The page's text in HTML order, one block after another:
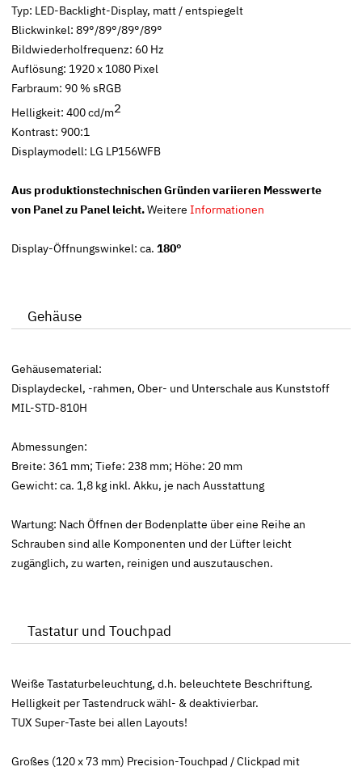
Typ: LED-Backlight-Display, matt / entspiegelt
Blickwinkel: 89°/89°/89°/89°
Bildwiederholfrequenz: 60 Hz
Auflösung: 1920 x 1080 Pixel
Farbraum: 90 % sRGB
Helligkeit: 400 cd/m2
Kontrast: 900:1
Displaymodell: LG LP156WFB
Aus produktionstechnischen Gründen variieren Messwerte
von Panel zu Panel leicht.WeitereInformationen
Display-Öffnungswinkel: ca.180°
Gehäuse
Gehäusematerial:
Displaydeckel, -rahmen, Ober- und Unterschale aus Kunststoff
MIL-STD-810H
Abmessungen:
Breite: 361 mm; Tiefe: 238 mm; Höhe: 20 mm
Gewicht: ca. 1,8 kg inkl. Akku, je nach Ausstattung
Wartung: Nach Öffnen der Bodenplatte über eine Reihe an
Schrauben sind alle Komponenten und der Lüfter leicht
zugänglich, zu warten, reinigen und auszutauschen.
Tastatur und Touchpad
Weiße Tastaturbeleuchtung, d.h. beleuchtete Beschriftung.
Helligkeit per Tastendruck wähl- & deaktivierbar.
TUX Super-Taste bei allen Layouts!
Großes (120 x 73 mm) Precision-Touchpad / Clickpad mit